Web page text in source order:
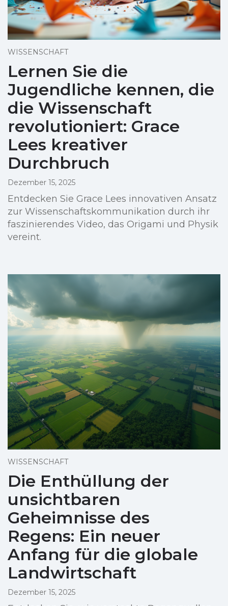
WISSENSCHAFT
Lernen Sie die
Jugendliche kennen, die
die Wissenschaft
revolutioniert: Grace
Lees kreativer
Durchbruch
Dezember 15, 2025
Entdecken Sie Grace Lees innovativen Ansatz
zur Wissenschaftskommunikation durch ihr
faszinierendes Video, das Origami und Physik
vereint.
WISSENSCHAFT
Die Enthüllung der
unsichtbaren
Geheimnisse des
Regens: Ein neuer
Anfang für die globale
Landwirtschaft
Dezember 15, 2025